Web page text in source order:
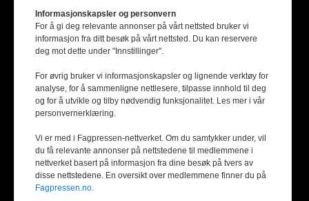
Informasjonskapsler og personvern
For å gi deg relevante annonser på vårt nettsted bruker vi
informasjon fra ditt besøk på vårt nettsted. Du kan reservere
deg mot dette under "Innstillinger".
For øvrig bruker vi informasjonskapsler og lignende verktøy for
analyse, for å sammenligne nettlesere, tilpasse innhold til deg
og for å utvikle og tilby nødvendig funksjonalitet. Les mer i vår
personvernerklæring.
Vi er med i Fagpressen-nettverket. Om du samtykker under, vil
du få relevante annonser på nettstedene til medlemmene i
nettverket basert på informasjon fra dine besøk på tvers av
disse nettstedene. En oversikt over medlemmene finner du på
Fagpressen.no.